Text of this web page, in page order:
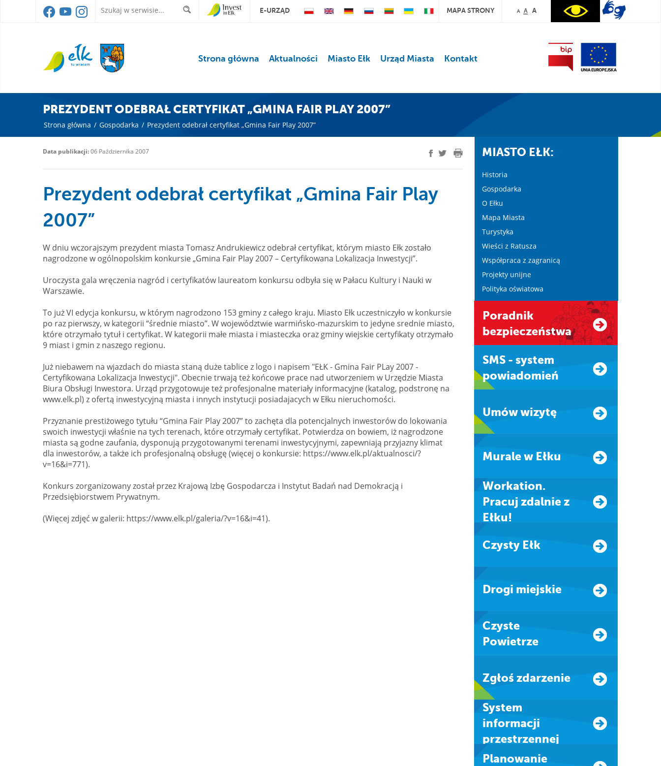
E-URZĄD MAPA STRONY A A A
Strona główna Aktualności Miasto Ełk Urząd Miasta Kontakt
PREZYDENT ODEBRAŁ CERTYFIKAT „GMINA FAIR PLAY 2007”
Strona główna / Gospodarka / Prezydent odebrał certyfikat „Gmina Fair Play 2007”
Data publikacji:06 Października 2007
Prezydent odebrał certyfikat „Gmina Fair Play
2007”
W dniu wczorajszym prezydent miasta Tomasz Andrukiewicz odebrał certyfikat, którym miasto Ełk zostało
nagrodzone w ogólnopolskim konkursie „Gmina Fair Play 2007 – Certyfikowana Lokalizacja Inwestycji”.
Uroczysta gala wręczenia nagród i certyfikatów laureatom konkursu odbyła się w Pałacu Kultury i Nauki w
Warszawie.
To już VI edycja konkursu, w którym nagrodzono 153 gminy z całego kraju. Miasto Ełk uczestniczyło w konkursie
po raz pierwszy, w kategorii “średnie miasto”. W województwie warmińsko-mazurskim to jedyne srednie miasto,
które otrzymało tytuł i certyfikat. W kategorii małe miasta i miasteczka oraz gminy wiejskie certyfikaty otrzymało
9 miast i gmin z naszego regionu.
Już niebawem na wjazdach do miasta staną duże tablice z logo i napisem "EŁK - Gmina Fair PLay 2007 -
Certyfikowana Lokalizacja Inwestycji". Obecnie trwają też końcowe prace nad utworzeniem w Urzędzie Miasta
Biura Obsługi Inwestora. Urząd przygotowuje też profesjonalne materiały informacyjne (katalog, podstronę na
www.elk.pl) z ofertą inwestycyjną miasta i innych instytucji posiadajacych w Ełku nieruchomości.
Przyznanie prestiżowego tytułu “Gmina Fair Play 2007” to zachęta dla potencjalnych inwestorów do lokowania
swoich inwestycji właśnie na tych terenach, które otrzymały certyfikat. Potwierdza on bowiem, iż nagrodzone
miasta są godne zaufania, dysponują przygotowanymi terenami inwestycyjnymi, zapewniają przyjazny klimat
dla inwestorów, a także ich profesjonalną obsługę (więcej o konkursie: https://www.elk.pl/aktualnosci/?
v=16&i=771).
Konkurs zorganizowany został przez Krajową Izbę Gospodarcza i Instytut Badań nad Demokracją i
Przedsiębiorstwem Prywatnym.
(Więcej zdjęć w galerii: https://www.elk.pl/galeria/?v=16&i=41).
MIASTO EŁK:
Historia
Gospodarka
O Ełku
Mapa Miasta
Turystyka
Wieści z Ratusza
Współpraca z zagranicą
Projekty unijne
Polityka oświatowa
Poradnik
bezpieczeństwa
SMS - system
powiadomień
Umów wizytę
Murale w Ełku
Workation.
Pracuj zdalnie z
Ełku!
Czysty Ełk
Drogi miejskie
Czyste
Powietrze
Zgłoś zdarzenie
system
informacji
przestrzennej
Planowanie